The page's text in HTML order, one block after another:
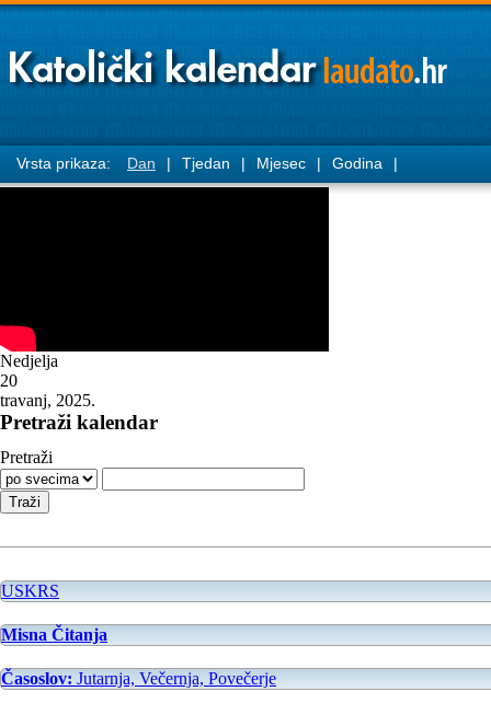
Vrsta prikaza: Dan | Tjedan | Mjesec | Godina |
Nedjelja
20
travanj, 2025.
Pretraži kalendar
Pretraži
USKRS
Misna Čitanja
Časoslov: Jutarnja, Večernja, Povečerje